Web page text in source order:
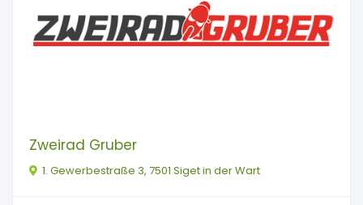
Zweirad Gruber
1. Gewerbestraße 3, 7501 Siget in der Wart